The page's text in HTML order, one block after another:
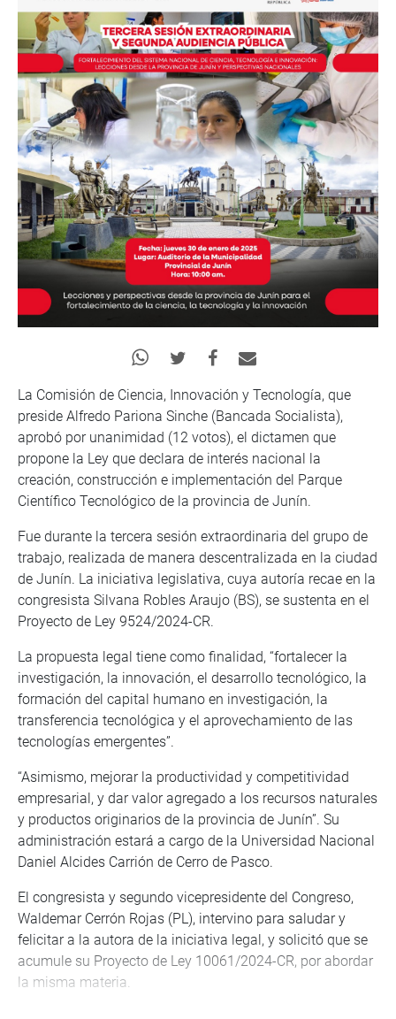
La Comisión de Ciencia, Innovación y Tecnología, que
preside Alfredo Pariona Sinche (Bancada Socialista),
aprobó por unanimidad (12 votos), el dictamen que
propone la Ley que declara de interés nacional la
creación, construcción e implementación del Parque
Científico Tecnológico de la provincia de Junín.
Fue durante la tercera sesión extraordinaria del grupo de
trabajo, realizada de manera descentralizada en la ciudad
de Junín. La iniciativa legislativa, cuya autoría recae en la
congresista Silvana Robles Araujo (BS), se sustenta en el
Proyecto de Ley 9524/2024-CR.
La propuesta legal tiene como finalidad, “fortalecer la
investigación, la innovación, el desarrollo tecnológico, la
formación del capital humano en investigación, la
transferencia tecnológica y el aprovechamiento de las
tecnologías emergentes”.
“Asimismo, mejorar la productividad y competitividad
empresarial, y dar valor agregado a los recursos naturales
y productos originarios de la provincia de Junín”. Su
administración estará a cargo de la Universidad Nacional
Daniel Alcides Carrión de Cerro de Pasco.
El congresista y segundo vicepresidente del Congreso,
Waldemar Cerrón Rojas (PL), intervino para saludar y
felicitar a la autora de la iniciativa legal, y solicitó que se
acumule su Proyecto de Ley 10061/2024-CR, por abordar
la misma materia.